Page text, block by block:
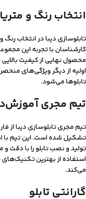
انتخاب رنگ و
تابلوسازی دیبا در انتخاب
کارشناسان با تجربه این
محصول نهایی از کیفیت
اولیه از دیگر ویژگی‌های
تابلوها می‌شود.
تیم مجری
تیم مجری تابلوسازی دیبا از
تشکیل شده است. این تیم با
تولید و نصب تابلو را با
استفاده از بهترین
می‌کند.
گارانتی تابلو